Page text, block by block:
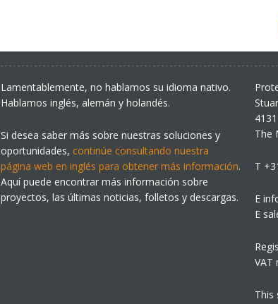
Lamentablemente, no hablamos su idioma nativo.
Hablamos inglés, alemán y holandés.
Si desea saber más sobre nuestras soluciones y
oportunidades, continúe consultando nuestra
página web en inglés para obtener más información.
Aquí puede encontrar más información sobre
proyectos, las últimas noticias, folletos y descargas.
The
T
E
E
VAT
This